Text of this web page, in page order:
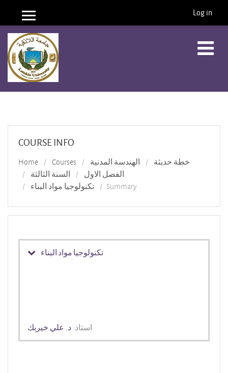
Skip to main content
Side panel Log in
COURSE INFO
Home Courses الهندسة المدنية
خطة حديثة
السنة الثالثة
الفصل الاول
تكنولوجيا مواد البناء
Summary
تكنولوجيا مواد البناء
استاذ: د. علي خيربك